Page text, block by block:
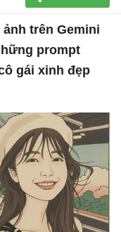
trên Gemini
prompt
gái xinh đẹp